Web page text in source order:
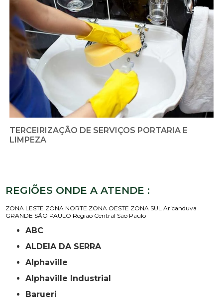
TERCEIRIZAÇÃO DE SERVIÇOS PORTARIA E
LIMPEZA
REGIÕES ONDE A ATENDE :
ZONA LESTE ZONA NORTE ZONA OESTE ZONA SUL Aricanduva
GRANDE SÃO PAULO Região Central São Paulo
ABC
ALDEIA DA SERRA
Alphaville
Alphaville Industrial
Barueri